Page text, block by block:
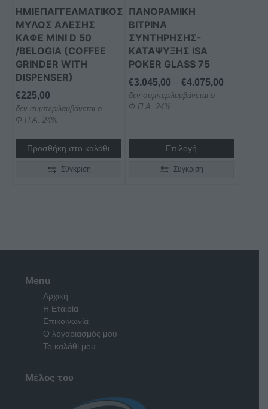
ΗΜΙΕΠΑΓΓΕΛΜΑΤΙΚΟΣ
ΜΥΛΟΣ ΑΛΕΣΗΣ
ΚΑΦΕ MINI D 50
/BELOGIA (COFFEE
GRINDER WITH
DISPENSER)
€225,00
δεν συμπεριλαμβάνεται ο
Φ.Π.Α. 24%
Προσθήκη στο καλάθι
Σύγκριση
ΠΑΝΟΡΑΜΙΚΗ
ΒΙΤΡΙΝΑ
ΣΥΝΤΗΡΗΣΗΣ-
ΚΑΤΑΨΥΞΗΣ ISA
POKER GLASS 75
€3.045,00 – €4.075,00Price
€4.075,00
δεν συμπεριλαμβάνεται ο
Φ.Π.Α. 24%
Επιλογή
μπορούν
να
επιλεγούν
στη
σελίδα
του
προϊόντος
Σύγκριση
Menu
Αρχική
Η Εταιρία
Επικοινωνία
Ο λογαριασμός μου
Το καλάθι μου
Μέλος του